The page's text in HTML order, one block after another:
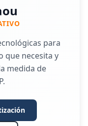
para
que necesita y
medida de